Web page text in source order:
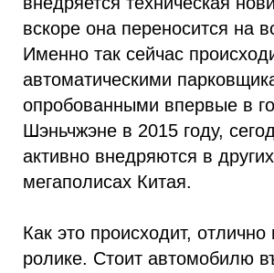
вскоре она переносится на
Именно так сейчас
автоматическими
опробованными впервые в
Шэньчжэне в 2015 году,
активно внедряются в других
мегаполисах Китая.
Как это происходит,
ролике. Стоит автомобилю